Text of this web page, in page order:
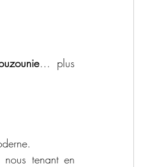
... plus
nous tenant en